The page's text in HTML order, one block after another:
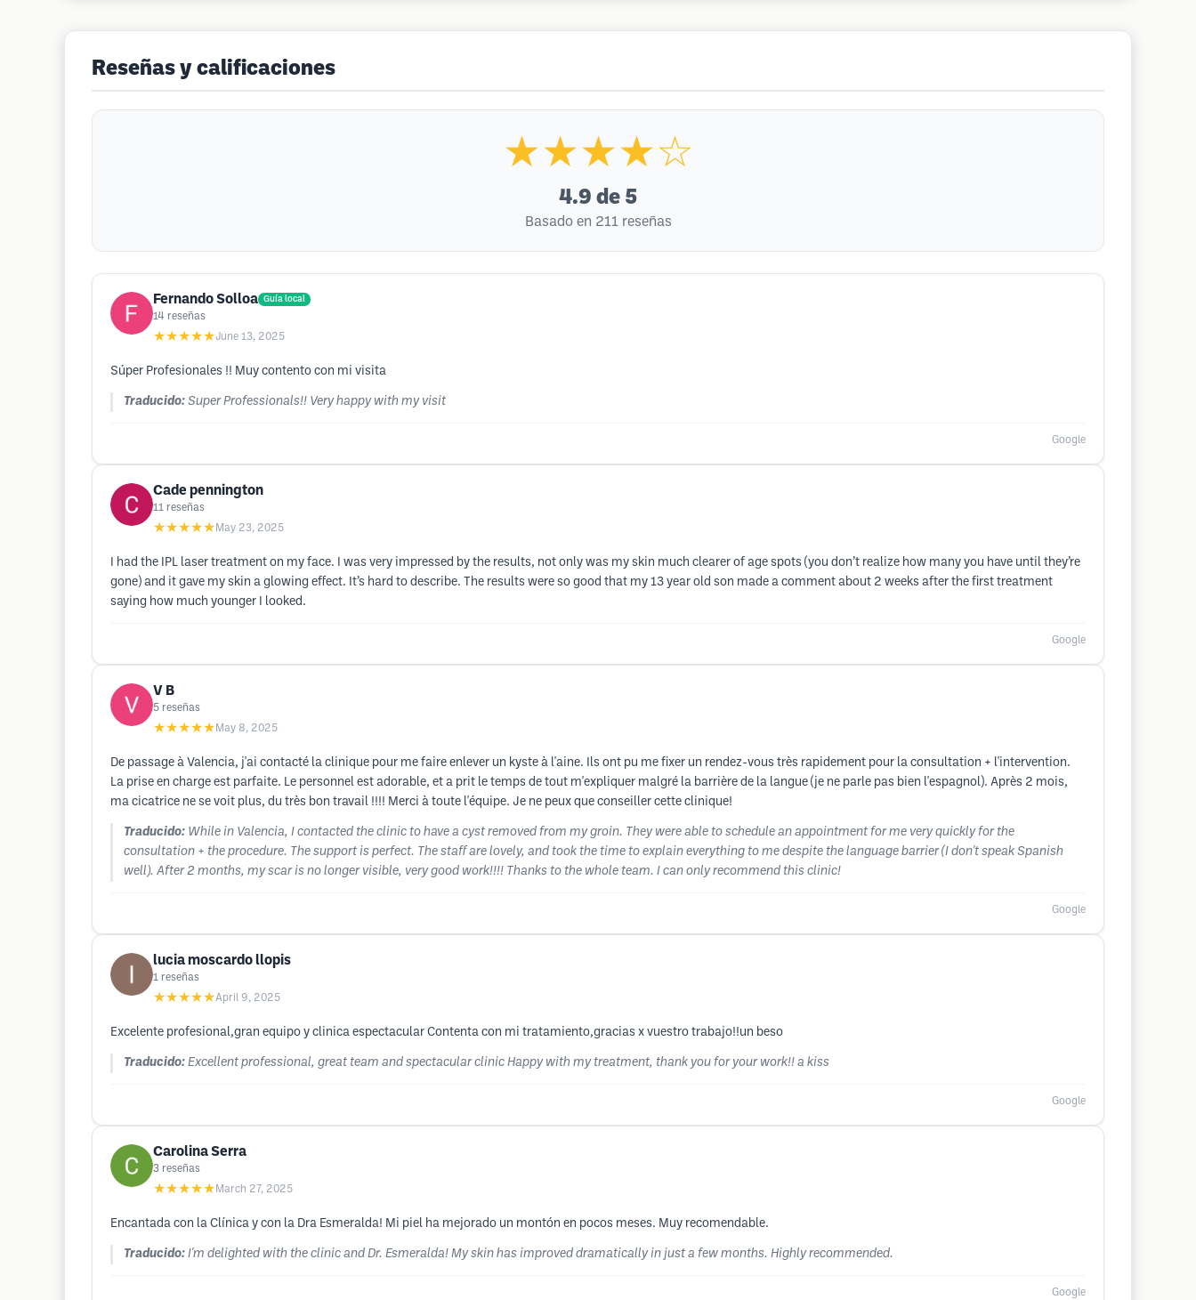
Reseñas y calificaciones
★★★★☆
4.9 de 5
Basado en 211 reseñas
Fernando Solloa Guía local
14 reseñas
★★★★★June 13, 2025
Súper Profesionales !! Muy contento con mi visita
Traducido: Super Professionals!! Very happy with my visit
Google
Cade pennington
11 reseñas
★★★★★ May 23, 2025
I had the IPL laser treatment on my face. I was very impressed by the results, not only was my skin much clearer of age spots (you don’t realize how many you have until they’re
gone) and it gave my skin a glowing effect. It’s hard to describe. The results were so good that my 13 year old son made a comment about 2 weeks after the first treatment
saying how much younger I looked.
Google
V B
5 reseñas
★★★★★ May 8, 2025
De passage à Valencia, j'ai contacté la clinique pour me faire enlever un kyste à l'aine. Ils ont pu me fixer un rendez-vous très rapidement pour la consultation + l'intervention.
La prise en charge est parfaite. Le personnel est adorable, et a prit le temps de tout m'expliquer malgré la barrière de la langue (je ne parle pas bien l'espagnol). Après 2 mois,
ma cicatrice ne se voit plus, du très bon travail !!!! Merci à toute l'équipe. Je ne peux que conseiller cette clinique!
Traducido: While in Valencia, I contacted the clinic to have a cyst removed from my groin. They were able to schedule an appointment for me very quickly for the
consultation + the procedure. The support is perfect. The staff are lovely, and took the time to explain everything to me despite the language barrier (I don't speak Spanish
well). After 2 months, my scar is no longer visible, very good work!!!! Thanks to the whole team. I can only recommend this clinic!
Google
lucia moscardo llopis
1 reseñas
★★★★★April 9, 2025
Excelente profesional,gran equipo y clinica espectacular Contenta con mi tratamiento,gracias x vuestro trabajo!!un beso
Traducido: Excellent professional, great team and spectacular clinic Happy with my treatment, thank you for your work!! a kiss
Google
Carolina Serra
3 reseñas
★★★★★ March 27, 2025
Encantada con la Clínica y con la Dra Esmeralda! Mi piel ha mejorado un montón en pocos meses. Muy recomendable.
Traducido: I'm delighted with the clinic and Dr. Esmeralda! My skin has improved dramatically in just a few months. Highly recommended.
Google